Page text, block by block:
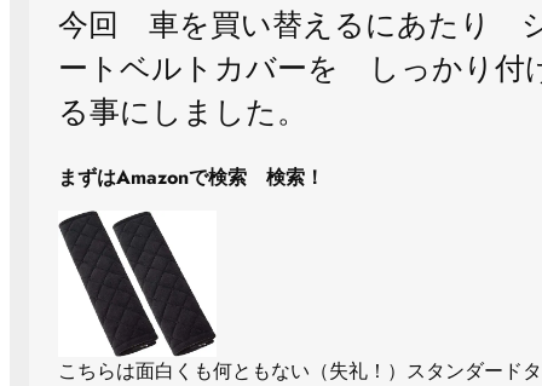
今回 車を買い替えるにあたり
ートベルトカバーを しっかり付
る事にしました。
まずはAmazonで検索 検索！
こちらは面白くも何ともない（失礼！）スタンダード